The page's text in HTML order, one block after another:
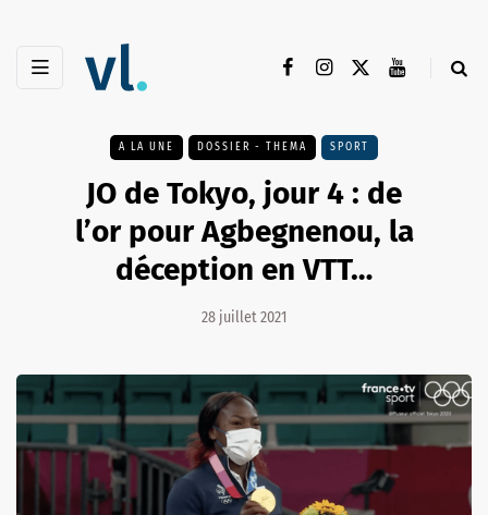
A LA UNE DOSSIER - THEMA SPORT
JO de Tokyo, jour 4 : de
l’or pour Agbegnenou, la
déception en VTT…
28 juillet 2021